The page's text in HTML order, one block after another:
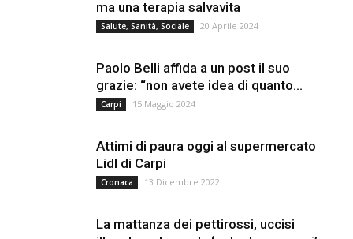
ma una terapia salvavita
Salute, Sanità, Sociale 20 Aprile 2024
Paolo Belli affida a un post il suo
grazie: “non avete idea di quanto...
Carpi 15 Maggio 2024
Attimi di paura oggi al supermercato
Lidl di Carpi
Cronaca 13 Dicembre 2022
La mattanza dei pettirossi, uccisi